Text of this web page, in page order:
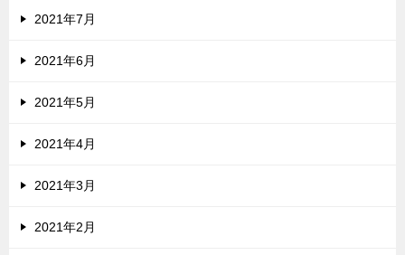
2021年7月
2021年6月
2021年5月
2021年4月
2021年3月
2021年2月